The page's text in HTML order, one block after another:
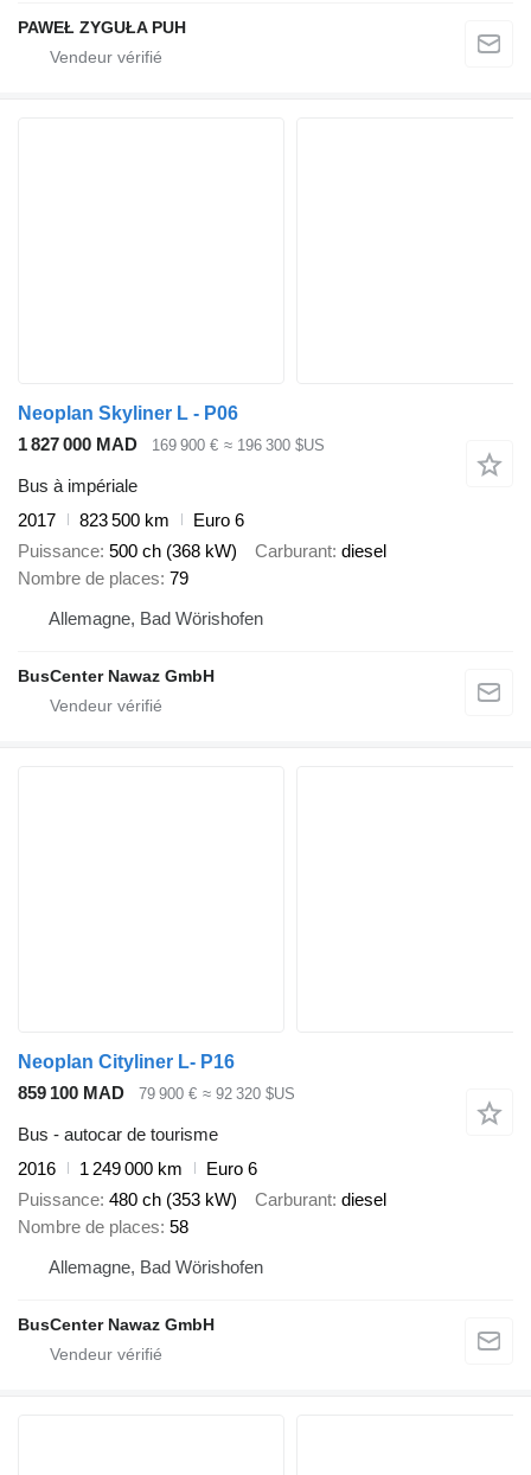
PAWEŁ ZYGUŁA PUH
Neoplan Skyliner L - P06
1 827 000 MAD
169 900 € ≈ 196 300 $US
Bus à impériale
2017
823 500 km
Euro 6
Puissance 500 ch (368 kW) Carburant diesel
Nombre de places 79
Allemagne, Bad Wörishofen
BusCenter Nawaz GmbH
Neoplan Cityliner L- P16
859 100 MAD
79 900 € ≈ 92 320 $US
Bus - autocar de tourisme
2016
1 249 000 km
Euro 6
Puissance 480 ch (353 kW) Carburant diesel
Nombre de places 58
Allemagne, Bad Wörishofen
BusCenter Nawaz GmbH